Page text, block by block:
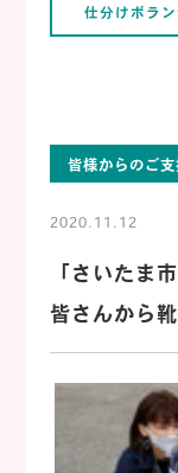
仕分けボラン
皆様からのご支
2020.11.12
「さいたま
皆さんから